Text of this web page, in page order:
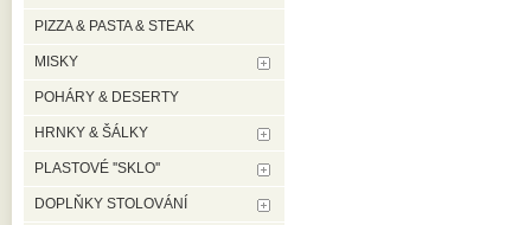
PIZZA & PASTA & STEAK
MISKY
POHÁRY & DESERTY
HRNKY & ŠÁLKY
PLASTOVÉ ''SKLO''
DOPLŇKY STOLOVÁNÍ